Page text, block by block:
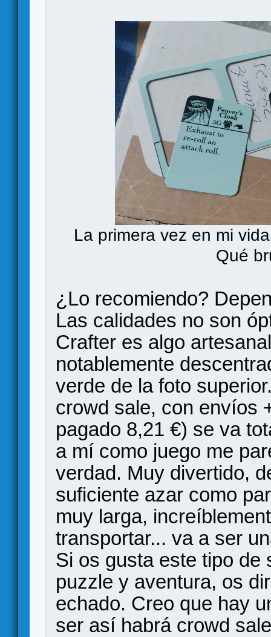
La primera vez en mi
Qué
¿Lo recomiendo?
Las calidades no son
Crafter es algo
notablemente
verde de la foto
crowd sale, con envíos
pagado 8,21 €) se va
a mí como juego me
verdad. Muy divertido,
suficiente azar como
muy larga,
transportar... va a ser
Si os gusta este tipo de
puzzle y aventura, os
echado. Creo que hay
ser así habrá crowd